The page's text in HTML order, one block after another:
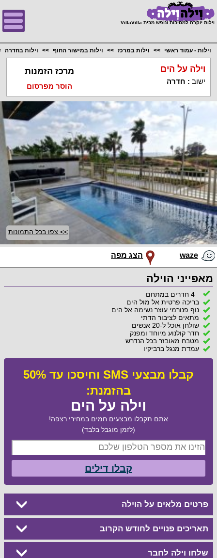
וילות יוקרה למסיבות ונופש מבית VillaVilla
וילות - עמוד ראשי וילות במרכז וילות במישור החוף וילות בחדרה
וילה על הים
ישוב : חדרה
מרכז הזמנות
הוסר מפרסום
>> צפו בכל התמונות
waze הצג מפה
מאפייני הוילה
4 חדרים במתחם
בריכה פרטית אל מול הים
נוף פנורמי עוצר נשימה אל הים
מתאים לציבור הדתי
שולחן אוכל ל-20 אנשים
חדר קולנוע מיוחד ומפנק
מטבח מאובזר בכל הנדרש
עמדת מנגל ברביקיו
קבלו מבצעי SMS וחיסכו עד 50%
בהזמנת:
וילה על הים
אתם תקבלו מבצעים חמים במחירי רצפה!
(לזמן מוגבל בלבד)
קבלו דילים
פרטים מלאים על הוילה
תאריכים פנויים לחודש הקרוב
שלחו וילה לחבר